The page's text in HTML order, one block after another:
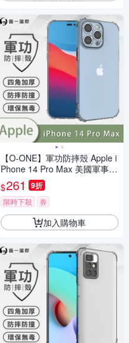
【O-ONE】軍功防摔殼 Apple i
Phone 14 Pro Max 美國軍事防
摔手機殼 保護殼
$261 9折
限時下殺 券
加入購物車